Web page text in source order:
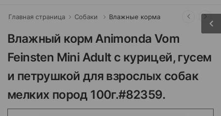
Главная страница Собаки Влажные корма
Влажный корм Animonda Vom
Feinsten Mini Adult с курицей, гусем
и петрушкой для взрослых собак
мелких пород 100г.#82359.